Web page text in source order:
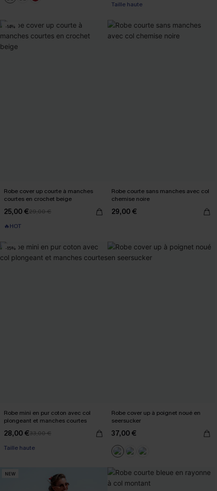
Taille haute
-14%
Robe cover up courte à manches
courtes en crochet beige
25,00 €29,00 €
🔥HOT
Robe courte sans manches avec col
chemise noire
29,00 €
-15%
Robe mini en pur coton avec col
plongeant et manches courtes
28,00 €33,00 €
Taille haute
Robe cover up à poignet noué en
seersucker
37,00 €
NEW